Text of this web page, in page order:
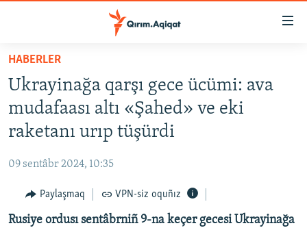
Esas
qaytmaq
Baş
navigatsiyağa
qaytmaq
Qıdıruvğa
HABERLER
SİYASET
İQTİSADİYAT
MEDENİYET
İNSAN AQLARI
VİDEO
HABERLER
Ukrayinağa qarşı gece ücümi: ava
mudafaası altı «Şahed» ve eki
raketanı urıp tüşürdi
09 sentâbr 2024, 10:35
Paylaşmaq VPN-siz oquñız
Rusiye ordusı sentâbrniñ 9-na keçer gecesi Ukrayinağa